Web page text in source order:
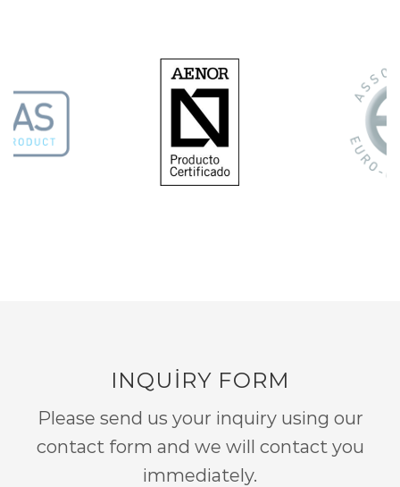
INQUIRY FORM
Please send us your inquiry using our
contact form and we will contact you
immediately.